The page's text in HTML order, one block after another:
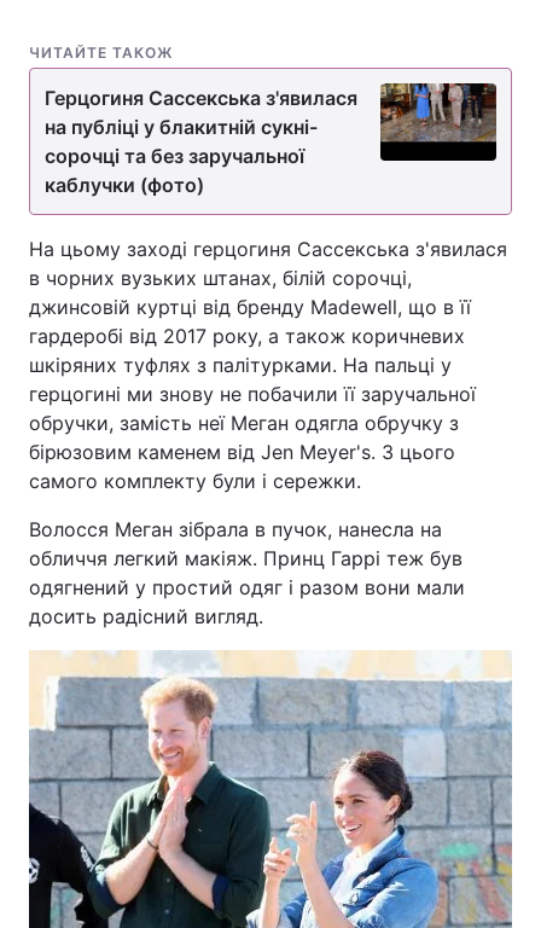
ЧИТАЙТЕ ТАКОЖ
Герцогиня Сассекська з'явилася
на публіці у блакитній сукні-
сорочці та без заручальної
каблучки (фото)
На цьому заході герцогиня Сассекська з'явилася
в чорних вузьких штанах, білій сорочці,
джинсовій куртці від бренду Madewell, що в її
гардеробі від 2017 року, а також коричневих
шкіряних туфлях з палітурками. На пальці у
герцогині ми знову не побачили її заручальної
обручки, замість неї Меган одягла обручку з
бірюзовим каменем від Jen Meyer's. З цього
самого комплекту були і сережки.
Волосся Меган зібрала в пучок, нанесла на
обличчя легкий макіяж. Принц Гаррі теж був
одягнений у простий одяг і разом вони мали
досить радісний вигляд.